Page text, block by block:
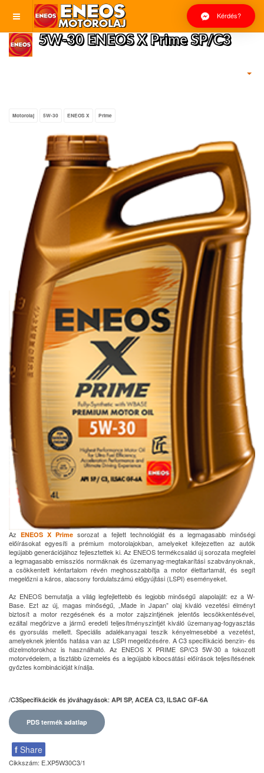
Kérdés?
5W-30 ENEOS X Prime SP/C3
Motorolaj 5W-30 ENEOS X Prime
AzENEOS X Prime sorozat a fejlett technológiát és a legmagasabb minőségi
előírásokat egyesíti a prémium motorolajokban, amelyeket kifejezetten az autók
legújabb generációjához fejlesztettek ki. Az ENEOS termékcsalád új sorozata megfelel
a legmagasabb emissziós normáknak és üzemanyag-megtakarítási szabványoknak,
a csökkentett kéntartalom révén meghosszabbítja a motor élettartamát, és segít
megelőzni a káros, alacsony fordulatszámú előgyújtási (LSPI) eseményeket.
Az ENEOS bemutatja a világ legfejlettebb és legjobb minőségű alapolaját: ez a W-
Base. Ezt az új, magas minőségű, „Made in Japan” olaj kiváló vezetési élményt
biztosít a motor rezgésének és a motor zajszintjének jelentős lecsökkentésével,
ezáltal megőrizve a jármű eredeti teljesítményszintjét kiváló üzemanyag-fogyasztás
és gyorsulás mellett. Speciális adalékanyagai teszik kényelmesebbé a vezetést,
amelyeknek jelentős hatása van az LSPI megelőzésére. A C3 specifikáció benzin- és
dízelmotorokhoz is használható. Az ENEOS X PRIME SP/C3 5W-30 a fokozott
motorvédelem, a tisztább üzemelés és a legújabb kibocsátási előírások teljesítésének
győztes kombinációját kínálja.
/C3Specifikációk és jóváhagyások: API SP, ACEA C3, ILSAC GF-6A
PDS termék adatlap
f Share
Cikkszám: E.XP5W30C3/1